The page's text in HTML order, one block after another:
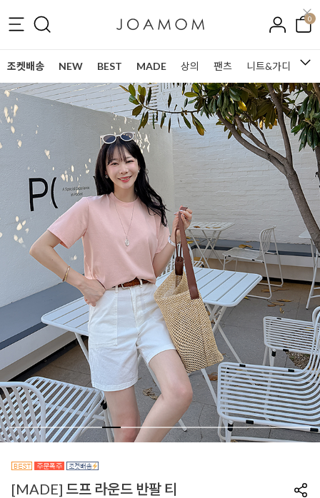
0
조켓배송 NEW BEST MADE 상의 팬츠 니트&가디건
[MADE] 드프 라운드 반팔 티